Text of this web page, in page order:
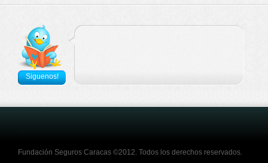
Siguenos!
Fundación Seguros Caracas ©2012. Todos los derechos reservados.